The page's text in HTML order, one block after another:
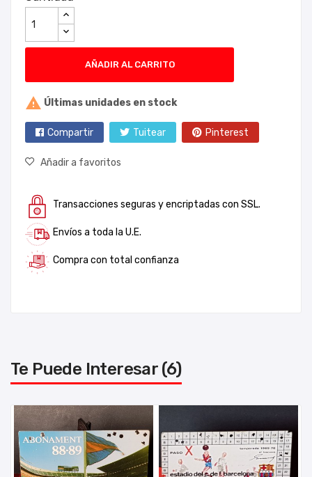
AÑADIR AL CARRITO
 Últimas unidades en stock
Compartir Tuitear Pinterest
Añadir a favoritos
Transacciones seguras y encriptadas con SSL.
Envíos a toda la U.E.
Compra con total confianza
Te Puede Interesar (6)